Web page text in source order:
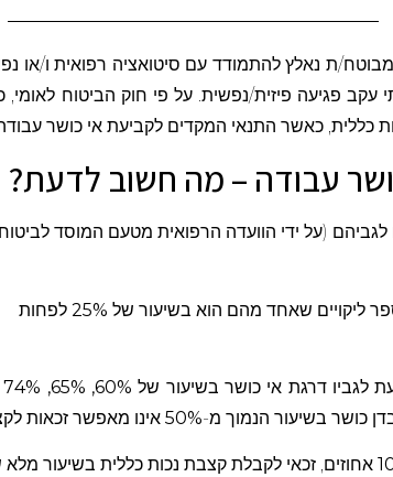
ת נאלץ להתמודד עם סיטואציה רפואית ו/או
פגיעה פיזית/נפשית. על פי חוק הביטוח
כללית, כאשר התנאי המקדים לקביעת אי כושר
עבודה – מה חשוב לדעת?
(על ידי הוועדה הרפואית מטעם המוסד לביטוח
ליקויים שאחד מהם הוא בשיעור של 25% לפחות
לגביו דרגת אי כושר בשיעור של 60%, 65%, 74%
כושר בשיעור הנמוך מ-50% אינו מאפשר זכאות
אחוזים, זכאי לקבלת קצבת נכות כללית בשיעור